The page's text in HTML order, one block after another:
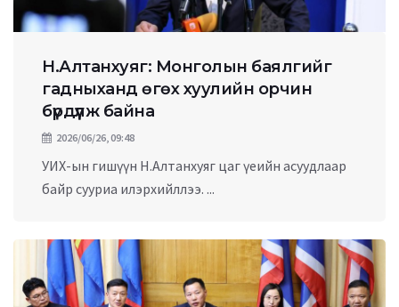
Н.Алтанхуяг: Монголын баялгийг
гадныханд өгөх хуулийн орчин
бүрдүүлж байна
2026/06/26, 09:48
УИХ-ын гишүүн Н.Алтанхуяг цаг үеийн асуудлаар
байр сууриа илэрхийллээ. ...